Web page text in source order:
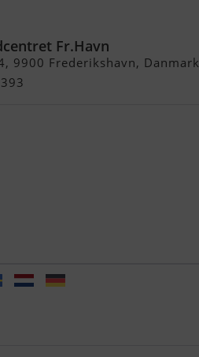
Fr.Havn
9900 Frederikshavn, Danmark